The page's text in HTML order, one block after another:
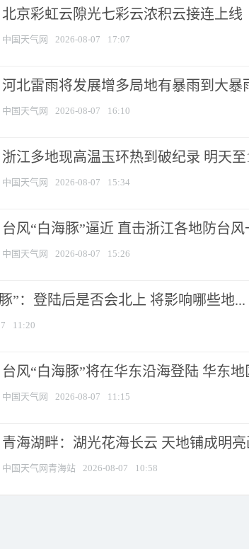
北京彩虹云隙光七彩云浓积云接连上线
中国天气网 2026-08-07 17:07
河北雷雨将发展增多局地有暴雨到大暴
中国天气网 2026-08-07 16:10
浙江多地现高温玉环热到破纪录 明天至
中国天气网 2026-08-07 15:34
台风“白海豚”逼近 直击浙江各地防台风
中国天气网 2026-08-07 15:26
”：登陆后是否会北上 将影响哪些地...
11:20
台风“白海豚”将在华东沿海登陆 华东
中国天气网 2026-08-07 11:15
青海湖畔：湖光花海长云 天地铺成明
中国天气网青海站 2026-08-07 10:58